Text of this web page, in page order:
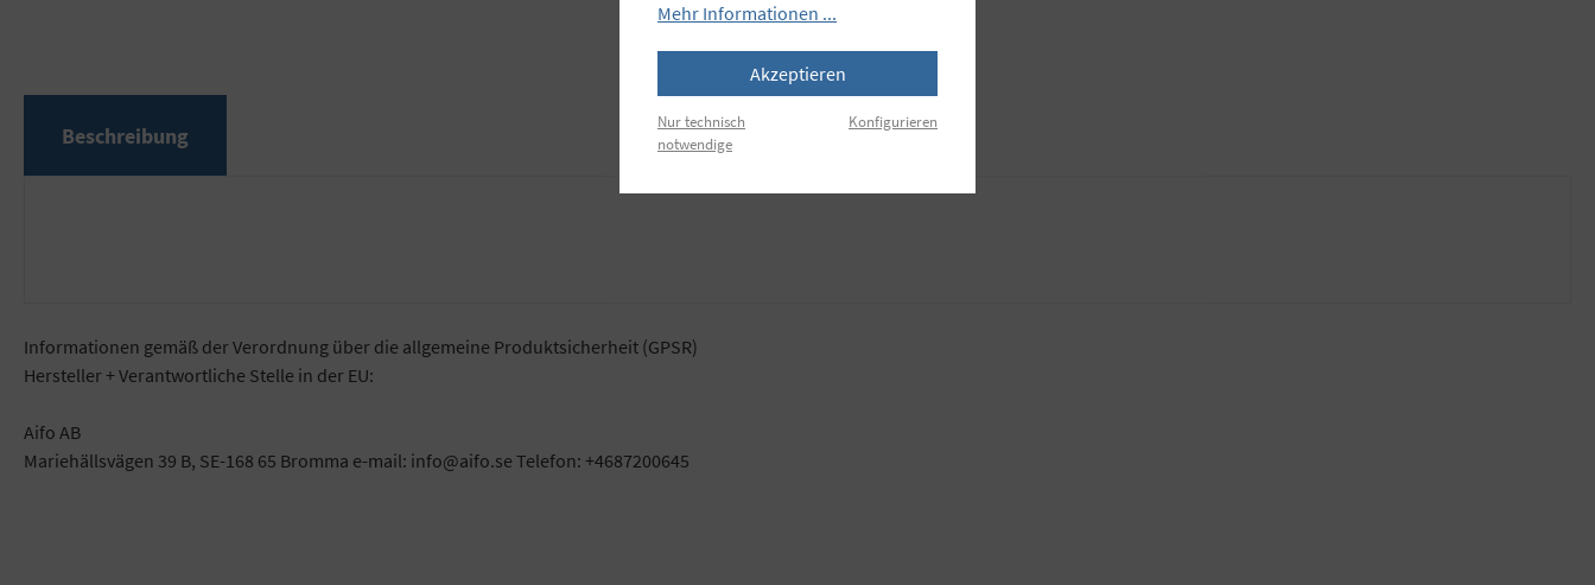
Beschreibung
Informationen gemäß der Verordnung über die allgemeine Produktsicherheit (GPSR)
Hersteller + Verantwortliche Stelle in der EU:
Aifo AB
Mariehällsvägen 39 B, SE-168 65 Bromma e-mail: info@aifo.se Telefon: +4687200645
Mehr Informationen ...
Akzeptieren
Nur technisch
notwendige
Konfigurieren